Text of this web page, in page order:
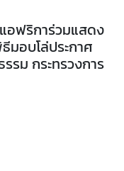
อฟริการ่วมแสดง
มอบโล่ประกาศ
รม กระทรวงการ